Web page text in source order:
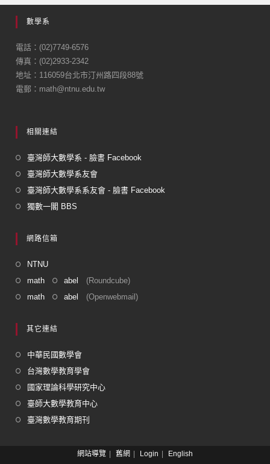
e
b
o
o
k
數學系
電話：(02)7749-6576
傳真：(02)2933-2342
地址：116059台北市汀州路四段88號
電郵：math@ntnu.edu.tw
相關連結
臺灣師大數學系 - 臉書 Facebook
臺灣師大數學系友會
臺灣師大數學系系友會 - 臉書 Facebook
獨數一閣 BBS
網路信箱
NTNU
math
abel
(Roundcube)
math
abel (Openwebmail)
其它連結
中華民國數學會
台灣數學教育學會
國家理論科學研究中心
臺師大數學教育中心
臺灣數學教育期刊
網站導覽 舊網 Login English